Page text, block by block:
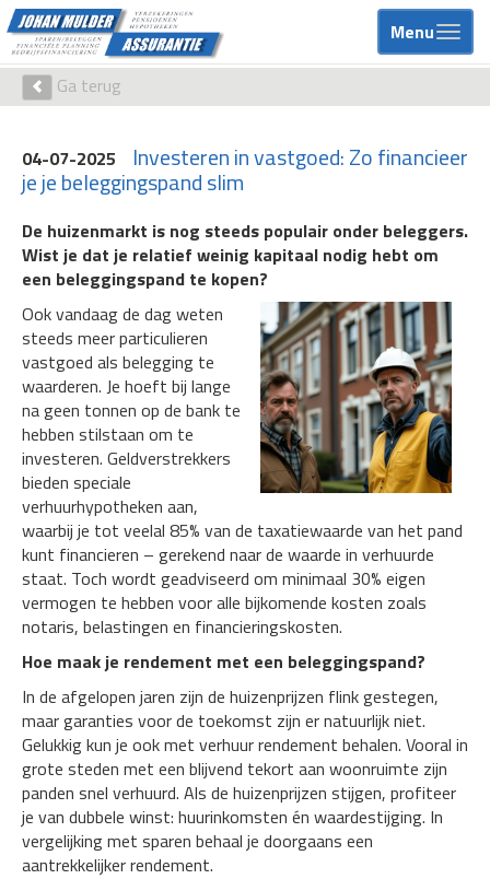
Menu
Ga terug
04-07-2025 Investeren in vastgoed: Zo financieer
je je beleggingspand slim
De huizenmarkt is nog steeds populair onder beleggers.
Wist je dat je relatief weinig kapitaal nodig hebt om
een beleggingspand te kopen?
Ook vandaag de dag weten
steeds meer particulieren
vastgoed als belegging te
waarderen. Je hoeft bij lange
na geen tonnen op de bank te
hebben stilstaan om te
investeren. Geldverstrekkers
bieden speciale
verhuurhypotheken aan,
waarbij je tot veelal 85% van de taxatiewaarde van het pand
kunt financieren – gerekend naar de waarde in verhuurde
staat. Toch wordt geadviseerd om minimaal 30% eigen
vermogen te hebben voor alle bijkomende kosten zoals
notaris, belastingen en financieringskosten.
Hoe maak je rendement met een beleggingspand?
In de afgelopen jaren zijn de huizenprijzen flink gestegen,
maar garanties voor de toekomst zijn er natuurlijk niet.
Gelukkig kun je ook met verhuur rendement behalen. Vooral in
grote steden met een blijvend tekort aan woonruimte zijn
panden snel verhuurd. Als de huizenprijzen stijgen, profiteer
je van dubbele winst: huurinkomsten én waardestijging. In
vergelijking met sparen behaal je doorgaans een
aantrekkelijker rendement.